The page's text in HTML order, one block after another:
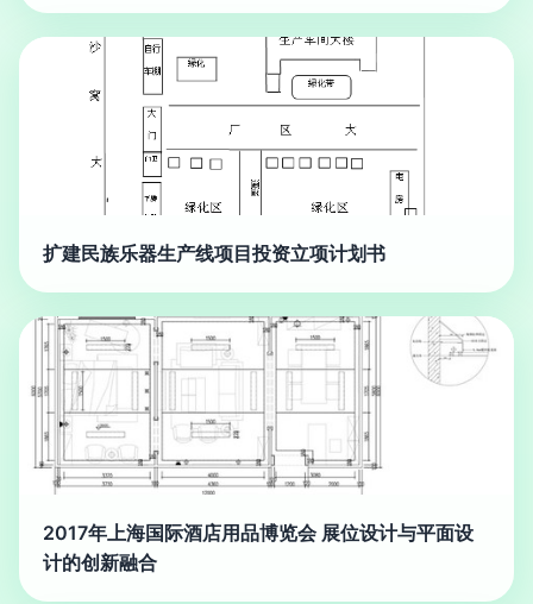
扩建民族乐器生产线项目投资立项计划书
2017年上海国际酒店用品博览会 展位设计与平面设
计的创新融合